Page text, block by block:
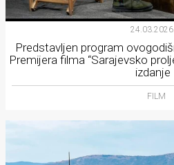
24.03.2026.
Predstavljen program
Premijera filma “Sarajevsko
izdanje
FILM